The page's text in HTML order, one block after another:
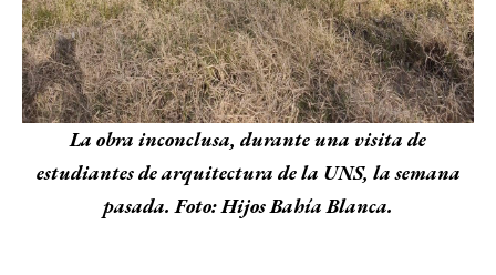
La obra inconclusa, durante una visita de
estudiantes de arquitectura de la UNS, la semana
pasada. Foto: Hijos Bahía Blanca.